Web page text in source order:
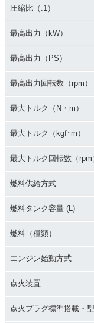
圧縮比（:1）
最高出力（kW）
最高出力（PS）
最高出力回転数（rpm）
最大トルク（N・m）
最大トルク（kgf･m）
最大トルク回転数（rpm
燃料供給方式
燃料タンク容量 (L)
燃料（種類）
エンジン始動方式
点火装置
点火プラグ標準搭載・